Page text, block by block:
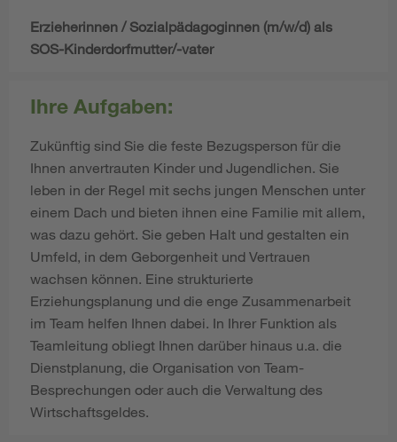
Erzieherinnen / Sozialpädagoginnen (m/w/d) als
SOS-Kinderdorfmutter/-vater
Ihre Aufgaben:
Zukünftig sind Sie die feste Bezugsperson für die
Ihnen anvertrauten Kinder und Jugendlichen. Sie
leben in der Regel mit sechs jungen Menschen unter
einem Dach und bieten ihnen eine Familie mit allem,
was dazu gehört. Sie geben Halt und gestalten ein
Umfeld, in dem Geborgenheit und Vertrauen
wachsen können. Eine strukturierte
Erziehungsplanung und die enge Zusammenarbeit
im Team helfen Ihnen dabei. In Ihrer Funktion als
Teamleitung obliegt Ihnen darüber hinaus u.a. die
Dienstplanung, die Organisation von Team-
Besprechungen oder auch die Verwaltung des
Wirtschaftsgeldes.